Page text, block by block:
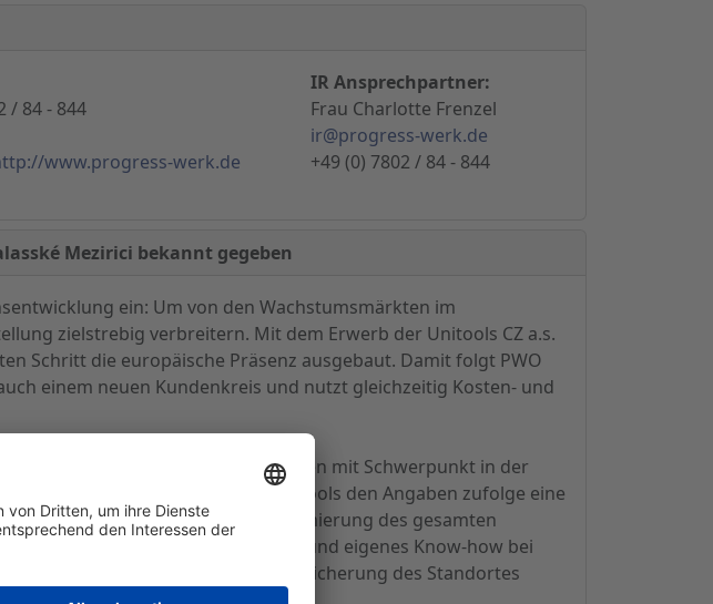
/ 84 - 844
www.progress-werk.de
IR Ansprechpartner:
Frau Charlotte Frenzel
ir@progress-werk.de
+49 (0) 7802 / 84 - 844
Mezirici bekannt gegeben
ein: Um von den Wachstumsmärkten im
zielstrebig verbreitern. Mit dem Erwerb der Unitools CZ a.s.
Schritt die europäische Präsenz ausgebaut. Damit folgt PWO
einem neuen Kundenkreis und nutzt gleichzeitig Kosten- und
zahlreiche internationale Kunden mit Schwerpunkt in der
Branchenerfahrung stellt Unitools den Angaben zufolge eine
Transfer und eine Standortoptimierung des gesamten
auf eigene Kapazitäten und eigenes Know-how bei
Standort in Tschechien auch zur Sicherung des Standortes